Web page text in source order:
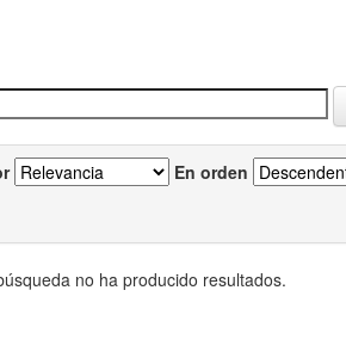
En orden
no ha producido resultados.